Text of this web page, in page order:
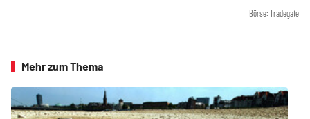
Börse: Tradegate
Mehr zum Thema